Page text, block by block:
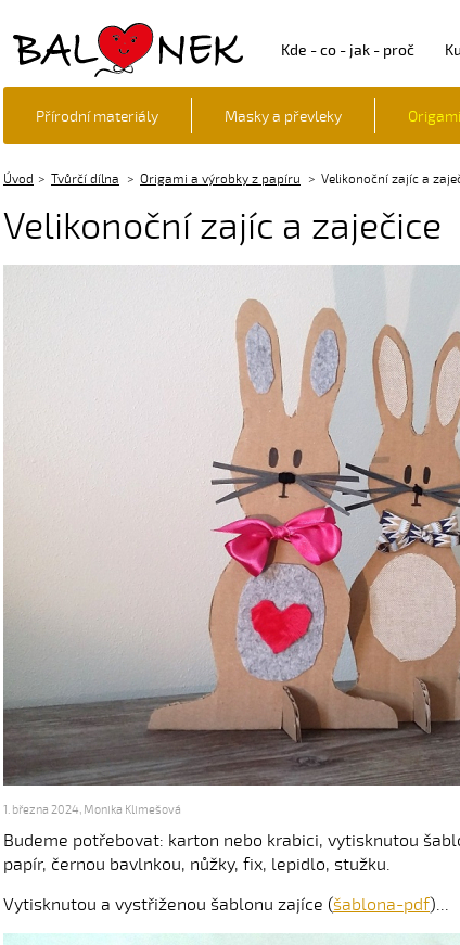
Balónek z.s. Kde - co - jak - proč
Přírodní materiály Masky a převleky
Úvod Tvůrčí dílna Origami a výrobky z papíru Velikonoční zajíc a
Velikonoční zajíc a zaječice
1. března 2024, Monika Klimešová
Budeme potřebovat: karton nebo krabici, vytisknutou
papír, černou bavlnkou, nůžky, fix, lepidlo, stužku.
Vytisknutou a vystřiženou šablonu zajíce (šablona-pdf)...